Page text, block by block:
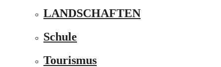
LANDSCHAFTEN
Schule
Tourismus